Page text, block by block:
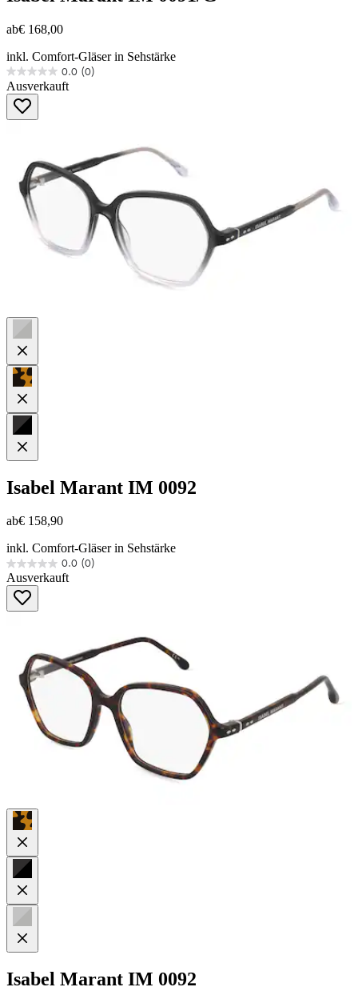
ab€ 168,00
inkl. Comfort-Gläser in Sehstärke
0.0 (0)
0.0
von
Sternen.
Ausverkauft
Isabel Marant IM 0092
ab€ 158,90
inkl. Comfort-Gläser in Sehstärke
0.0 (0)
0.0
von
Sternen.
Ausverkauft
Isabel Marant IM 0092